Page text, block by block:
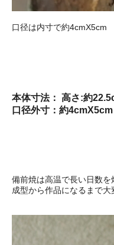
口径は内寸で約4cmX5cm
本体寸法： 高さ:約
口径外寸：約4cmX5cm
備前焼は高温で長い日数を
成型から作品になるまで大